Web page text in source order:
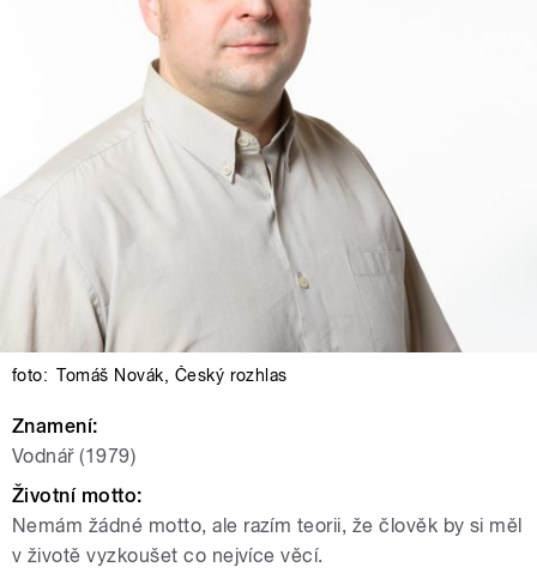
foto: Tomáš Novák, Český rozhlas
Znamení:
Vodnář (1979)
Životní motto:
Nemám žádné motto, ale razím teorii, že člověk by si měl
v životě vyzkoušet co nejvíce věcí.